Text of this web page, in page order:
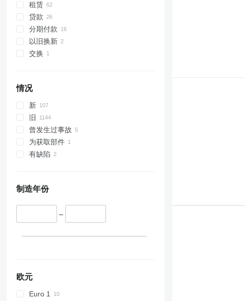
租赁
贷款
分期付款
以旧换新
交换
情况
新
旧
曾发生过事故
为获取部件
有缺陷
制造年份
–
欧元
Euro 1